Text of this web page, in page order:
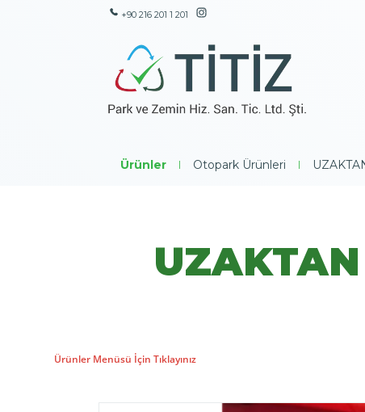
+90 216 201 1 201
Ürünler | Otopark Ürünleri |
Ürünler Menüsü İçin Tıklayınız